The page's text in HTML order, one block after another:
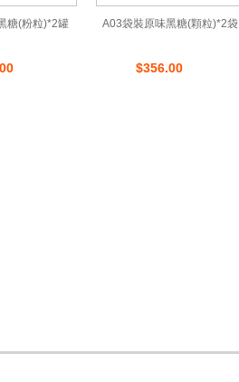
糖(粉粒)*2罐 A03袋裝原味黑糖(顆粒)*2袋
$356.00